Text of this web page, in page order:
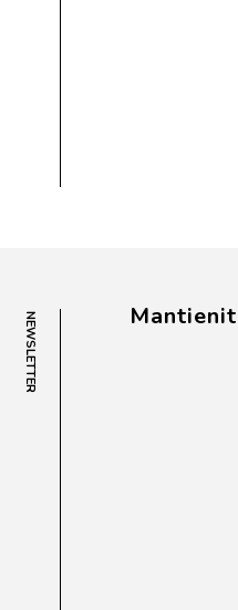
NEWSLETTER